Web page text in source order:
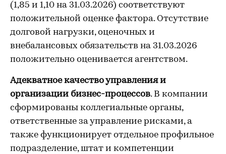
(1,85 и 1,10 на 31.03.2026) соответствуют
положительной оценке фактора. Отсутствие
долговой нагрузки, оценочных и
внебалансовых обязательств на 31.03.2026
положительно оценивается агентством.
Адекватное качество управления и
организации бизнес-процессов. В компании
сформированы коллегиальные органы,
ответственные за управление рисками, а
также функционирует отдельное профильное
подразделение, штат и компетенции